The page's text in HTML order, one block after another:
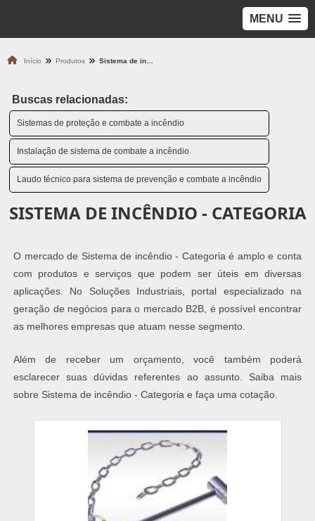
MENU
Início Produtos
Buscas relacionadas:
Sistemas de proteção e combate a incêndio
Instalação de sistema de combate a incêndio
Laudo técnico para sistema de prevenção e combate a incêndio
SISTEMA DE INCÊNDIO - CATEGORIA
O mercado de Sistema de incêndio - Categoria é amplo e conta
com produtos e serviços que podem ser úteis em diversas
aplicações. No Soluções Industriais, portal especializado na
geração de negócios para o mercado B2B, é possível encontrar
as melhores empresas que atuam nesse segmento.
Além de receber um orçamento, você também poderá
esclarecer suas dúvidas referentes ao assunto. Saiba mais
sobre Sistema de incêndio - Categoria e faça uma cotação.